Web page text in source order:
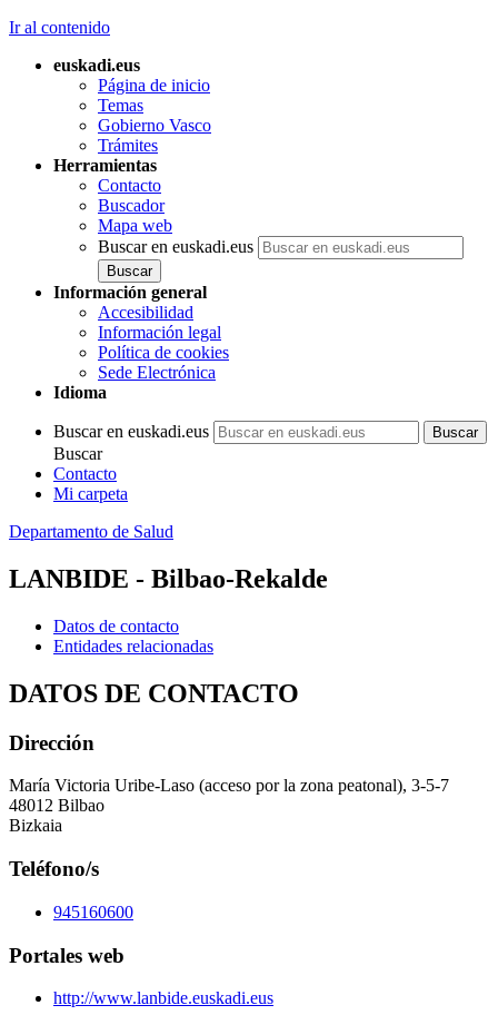
Ir al contenido
euskadi.eus
Página de inicio
Temas
Gobierno Vasco
Trámites
Herramientas
Contacto
Buscador
Mapa web
Buscar en euskadi.eus
Información general
Accesibilidad
Información legal
Política de cookies
Sede Electrónica
Idioma
Buscar en euskadi.eus
Buscar
Contacto
Mi carpeta
Departamento de Salud
LANBIDE - Bilbao-Rekalde
Datos de contacto
Entidades relacionadas
DATOS DE CONTACTO
Dirección
María Victoria Uribe-Laso (acceso por la zona peatonal), 3-5-7
48012 Bilbao
Bizkaia
Teléfono/s
945160600
Portales web
http://www.lanbide.euskadi.eus